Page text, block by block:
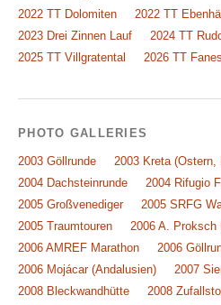
2022 TT Dolomiten
2022 TT
2023 Drei Zinnen Lauf
2024 TT
2025 TT Villgratental
2026 TT Fanes
PHOTO GALLERIES
2003 Göllrunde
2003 Kreta (Ostern,
2004 Dachsteinrunde
2004 Rifugio
2005 Großvenediger
2005 SRFG
2005 Traumtouren
2006 A. Proksch
2006 AMREF Marathon
2006
2006 Mojácar (Andalusien)
2007
2008 Bleckwandhütte
2008